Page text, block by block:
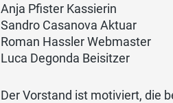
Anja Pfister Kassierin
Sandro Casanova Aktuar
Roman Hassler Webmaster
Luca Degonda Beisitzer
Der Vorstand ist motiviert, die